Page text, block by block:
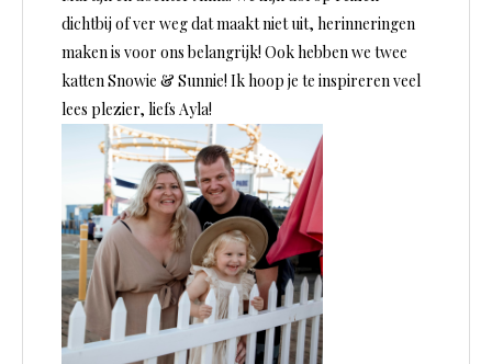
dichtbij of ver weg dat maakt niet uit, herinneringen
maken is voor ons belangrijk! Ook hebben we twee
katten Snowie & Sunnie! Ik hoop je te inspireren veel
lees plezier, liefs Ayla!